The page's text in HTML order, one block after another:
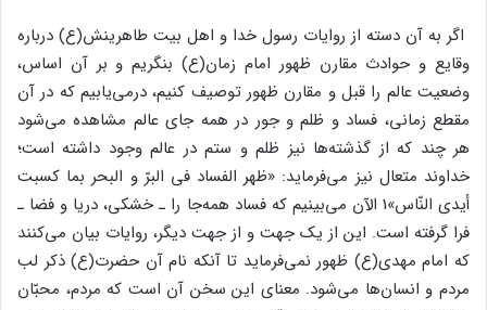
اگر به آن دسته از روایات رسول خدا و اهل بیت طاهرینش(ع) درباره
وقایع و حوادث مقارن ظهور امام زمان(ع) بنگریم و بر آن اساس،
وضعیت عالم را قبل و مقارن ظهور توصیف کنیم، درمی‌یابیم که در آن
مقطع زمانی، فساد و ظلم و جور در همه جای عالم مشاهده می‌شود
هر چند که از گذشته‌ها نیز ظلم و ستم در عالم وجود داشته است؛
خداوند متعال نیز می‌فرماید: «ظهر الفساد فی البرّ و البحر بما کسبت
أیدی النّاس»1 الآن می‌بینیم که فساد همه‌جا را ـ خشکی، دریا و فضا ـ
فرا گرفته است. این از یک جهت و از جهت دیگر، روایات بیان می‌کنند
که امام مهدی(ع) ظهور نمی‌فرماید تا آنکه نام آن حضرت(ع) ذکر لب
مردم و انسان‌ها می‌شود. معنای این سخن آن است که مردم، محبّان